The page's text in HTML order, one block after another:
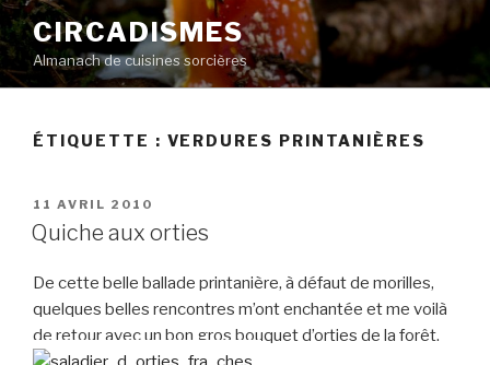
Aller
au
contenu
principal
CIRCADISMES
Almanach de cuisines sorcières
ÉTIQUETTE : VERDURES PRINTANIÈRES
PUBLIÉ
LE
11 AVRIL 2010
Quiche aux orties
De cette belle ballade printanière, à défaut de morilles,
quelques belles rencontres m’ont enchantée et me voilà
de retour avec un bon gros bouquet d’orties de la forêt.